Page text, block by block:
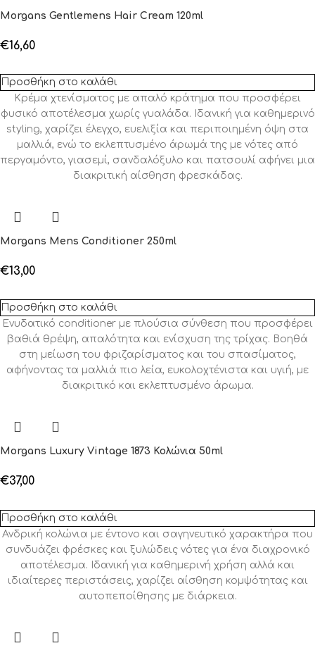
Morgans Gentlemens Hair Cream 120ml
€16,60
Προσθήκη στο καλάθι
Κρέμα χτενίσματος με απαλό κράτημα που προσφέρει
φυσικό αποτέλεσμα χωρίς γυαλάδα. Ιδανική για καθημερινό
styling, χαρίζει έλεγχο, ευελιξία και περιποιημένη όψη στα
μαλλιά, ενώ το εκλεπτυσμένο άρωμά της με νότες από
περγαμόντο, γιασεμί, σανδαλόξυλο και πατσουλί αφήνει μια
διακριτική αίσθηση φρεσκάδας.
Morgans Mens Conditioner 250ml
€13,00
Προσθήκη στο καλάθι
Ενυδατικό conditioner με πλούσια σύνθεση που προσφέρει
βαθιά θρέψη, απαλότητα και ενίσχυση της τρίχας. Βοηθά
στη μείωση του φριζαρίσματος και του σπασίματος,
αφήνοντας τα μαλλιά πιο λεία, ευκολοχτένιστα και υγιή, με
διακριτικό και εκλεπτυσμένο άρωμα.
Morgans Luxury Vintage 1873 Κολώνια 50ml
€37,00
Προσθήκη στο καλάθι
Ανδρική κολώνια με έντονο και σαγηνευτικό χαρακτήρα που
συνδυάζει φρέσκες και ξυλώδεις νότες για ένα διαχρονικό
αποτέλεσμα. Ιδανική για καθημερινή χρήση αλλά και
ιδιαίτερες περιστάσεις, χαρίζει αίσθηση κομψότητας και
αυτοπεποίθησης με διάρκεια.